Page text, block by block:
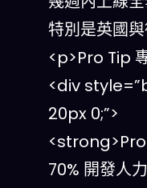
特別是英國
<p>Pro Tip
<div
20px 0;”>
<strong>Pro
70% 開發人